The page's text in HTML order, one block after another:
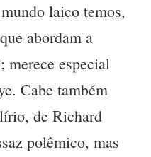
laico temos,
abordam a
merece especial
Cabe também
de Richard
polêmico, mas